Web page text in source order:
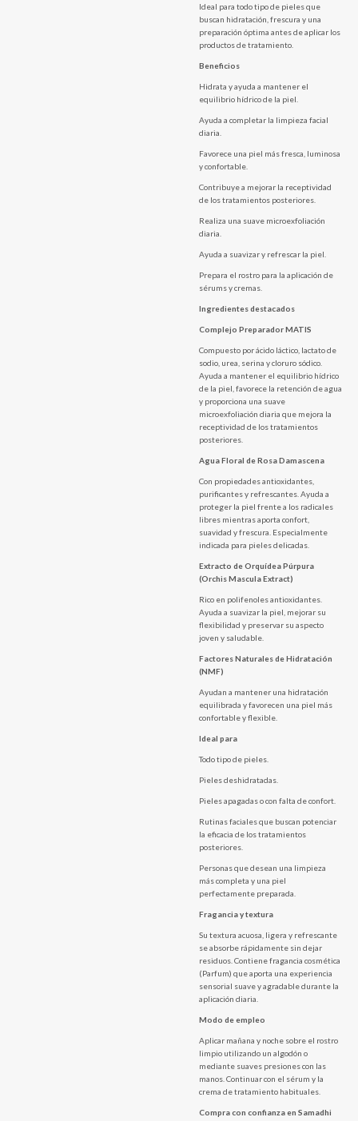
Ideal para todo tipo de pieles que
buscan hidratación, frescura y una
preparación óptima antes de aplicar los
productos de tratamiento.
Beneficios
Hidrata y ayuda a mantener el
equilibrio hídrico de la piel.
Ayuda a completar la limpieza facial
diaria.
Favorece una piel más fresca, luminosa
y confortable.
Contribuye a mejorar la receptividad
de los tratamientos posteriores.
Realiza una suave microexfoliación
diaria.
Ayuda a suavizar y refrescar la piel.
Prepara el rostro para la aplicación de
sérums y cremas.
Ingredientes destacados
Complejo Preparador MATIS
Compuesto por ácido láctico, lactato de
sodio, urea, serina y cloruro sódico.
Ayuda a mantener el equilibrio hídrico
de la piel, favorece la retención de agua
y proporciona una suave
microexfoliación diaria que mejora la
receptividad de los tratamientos
posteriores.
Agua Floral de Rosa Damascena
Con propiedades antioxidantes,
purificantes y refrescantes. Ayuda a
proteger la piel frente a los radicales
libres mientras aporta confort,
suavidad y frescura. Especialmente
indicada para pieles delicadas.
Extracto de Orquídea Púrpura
(Orchis Mascula Extract)
Rico en polifenoles antioxidantes.
Ayuda a suavizar la piel, mejorar su
flexibilidad y preservar su aspecto
joven y saludable.
Factores Naturales de Hidratación
(NMF)
Ayudan a mantener una hidratación
equilibrada y favorecen una piel más
confortable y flexible.
Ideal para
Todo tipo de pieles.
Pieles deshidratadas.
Pieles apagadas o con falta de confort.
Rutinas faciales que buscan potenciar
la eficacia de los tratamientos
posteriores.
Personas que desean una limpieza
más completa y una piel
perfectamente preparada.
Fragancia y textura
Su textura acuosa, ligera y refrescante
se absorbe rápidamente sin dejar
residuos. Contiene fragancia cosmética
(Parfum) que aporta una experiencia
sensorial suave y agradable durante la
aplicación diaria.
Modo de empleo
Aplicar mañana y noche sobre el rostro
limpio utilizando un algodón o
mediante suaves presiones con las
manos. Continuar con el sérum y la
crema de tratamiento habituales.
Compra con confianza en Samadhi